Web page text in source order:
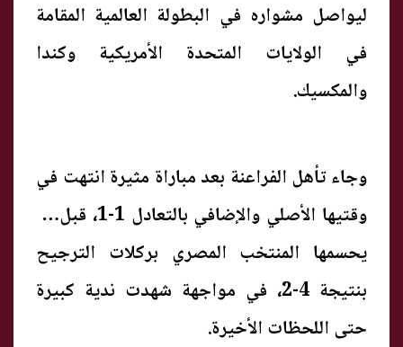
ليواصل مشواره في البطولة العالمية المقامة
في الولايات المتحدة الأمريكية وكندا
والمكسيك.
وجاء تأهل الفراعنة بعد مباراة مثيرة انتهت في
وقتيها الأصلي والإضافي بالتعادل 1-1، قبل أن
يحسمها المنتخب المصري بركلات الترجيح
بنتيجة 4-2، في مواجهة شهدت ندية كبيرة
حتى اللحظات الأخيرة.